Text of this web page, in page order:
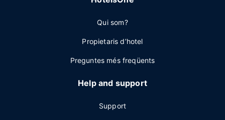
Qui som?
Propietaris d’hotel
Preguntes més freqüents
Help and support
Support